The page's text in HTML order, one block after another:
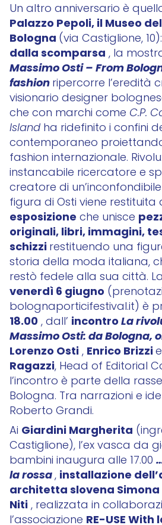
Un altro anniversario è
Palazzo Pepoli, il Museo
Bologna (via Castiglione, 10):
dalla scomparsa , la
Massimo Osti – From
fashionripercorre l’eredità
visionario designer
che con marchi come C.P.
Island ha ridefinito i confini
contemporaneo
fashion internazionale.
instancabile ricercatore e
creatore di
figura di Osti viene restituita
esposizione che unisce
originali, libri, immagini,
schizzirestituendo una
storia della moda italiana,
restò fedele alla sua città. La
venerdì 6 giugno
bolognaporticifestival.it) è
18.00, dall’ incontroLa
Massimo Osti: da Bologna,
Lorenzo Osti, Enrico Brizzie
Ragazzi, Head of Editorial
l’incontro è parte della
Bologna. Tra narrazioni e
Roberto Grandi.
Ai Giardini Margherita
Castiglione), l’ex vasca da
bambini inaugura alle 17.00
la rossa, installazione
architetta slovena Simona
Niti, realizzata in
l’associazione RE-USE With